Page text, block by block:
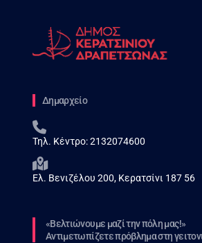
Δημαρχείο
Τηλ. Κέντρο:2132074600
Ελ. Βενιζέλου 200, Κερατσίνι 187 56
«Βελτιώνουμε μαζί την πόλη μας!»
Αντιμετωπίζετε πρόβλημα στη